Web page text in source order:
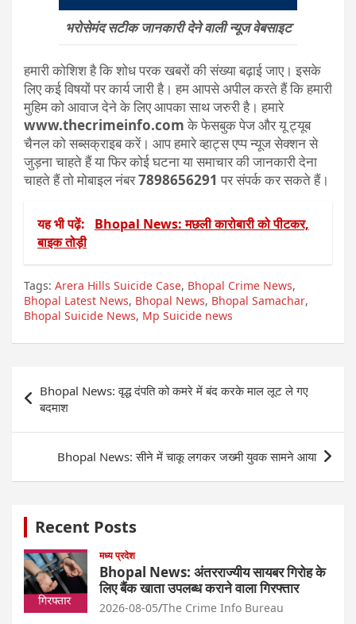
भरोसेमंद सटीक जानकारी देने वाली न्यूज वेबसाइट
हमारी कोशिश है कि शोध परक खबरों की संख्या बढ़ाई जाए। इसके
लिए कई विषयों पर कार्य जारी है। हम आपसे अपील करते हैं कि हमारी
मुहिम को आवाज देने के लिए आपका साथ जरुरी है। हमारे
www.thecrimeinfo.comके फेसबुक पेज और यू ट्यूब
चैनल को सब्सक्राइब करें। आप हमारे व्हाट्स एप्प न्यूज सेक्शन से
जुड़ना चाहते हैं या फिर कोई घटना या समाचार की जानकारी देना
चाहते हैं तो मोबाइल नंबर7898656291 पर संपर्क कर सकते हैं।
यह भी पढ़ें:
Bhopal News: मछली कारोबारी को पीटकर,
बाइक तोड़ी
Tags: Arera Hills Suicide Case, Bhopal Crime News,
Bhopal Latest News, Bhopal News, Bhopal Samachar,
Bhopal Suicide News, Mp Suicide news
navigation
Bhopal News: वृद्ध दंपति को कमरे में बंद करके माल लूट ले गए
बदमाश
Bhopal News: सीने में चाकू लगकर जख्मी युवक सामने आया
Recent Posts
मध्य प्रदेश
Bhopal News: अंतरराज्यीय सायबर गिरोह के
लिए बैंक खाता उपलब्ध कराने वाला गिरफ्तार
2026-08-05 The Crime Info Bureau